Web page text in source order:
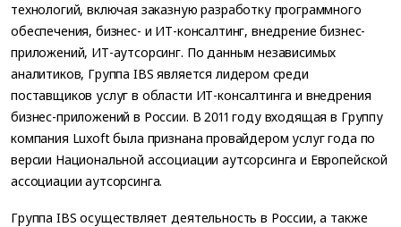
технологий, включая заказную разработку программного
обеспечения, бизнес- и ИТ-консалтинг, внедрение бизнес-
приложений, ИТ-аутсорсинг. По данным независимых
аналитиков, Группа IBS является лидером среди
поставщиков услуг в области ИТ-консалтинга и внедрения
бизнес-приложений в России. В 2011 году входящая в Группу
компания Luxoft была признана провайдером услуг года по
версии Национальной ассоциации аутсорсинга и Европейской
ассоциации аутсорсинга.
Группа IBS осуществляет деятельность в России, а также